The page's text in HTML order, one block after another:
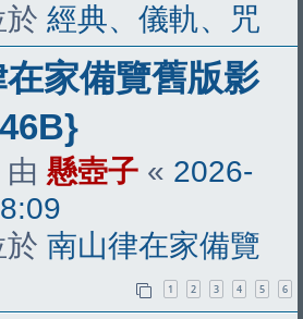
於 經典、儀軌、咒
家備覽舊版影
懸壺子 « 2026-
於 南山律在家備覽
1 2 3 4 5 6